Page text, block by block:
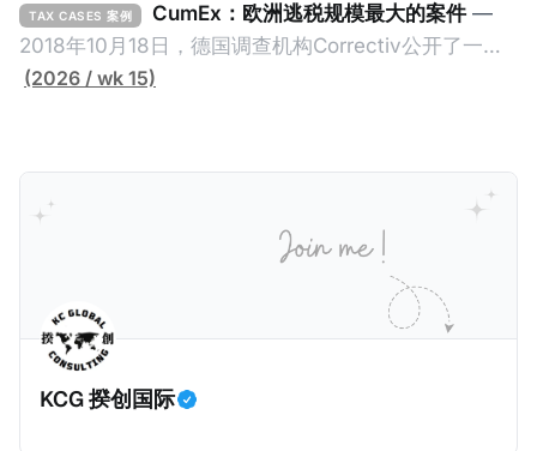
2026年1月，韩国国税厅的一纸追缴超过200亿韩元
（折合约8900万人民币）通知，将其推向了涉嫌逃避
缴纳所得税的舆论风口浪尖。 经过事情发展多月，最后
缴税款的记录。虽然他已经公开承认错误，但这一风波
已彻底重创其公众形象，导致多项高奢代言流产。不
过，他不至于被“封杀”，2026年5月15日Netflix的奇幻
动作喜剧《超能路人甲》正式上线，车银优在剧中饰演
主角之一李云情。 我们在这一篇文章将会基于网上信
息，剖析整个事情的来龙去脉。 请注意，由于车银优的
案例并无公开判决信息，网上信息不一定100%准确，
我们已经尽量采纳多方信息，争取以最客观的角度来推
TAX CASES 案例 CumEx：欧洲逃税规模最大的案件 —
2018年10月18日，德国调查机构Correctiv公开了一件
跨越十多年及横跨多个国家的逃税案，涉税金额超过
家金融机构，并引致了多家机构被起诉，部分甚至因而
破产。这一篇文章将会结合Correctiv、经合组织、
amaBhungane等国际组织的报告及文章，来给大家剖
Cum，简单来说就是“带股息”或“含股息”。 一家上市公
司宣告了股息，但在股权登记日截止前未支付股息的期
间，就属于“带股息”。比如，中国银行在2025年12月5
日公告派股息每10股1.094元，而2025年12月10日为最
(2026 / wk 15)
KCG 揆创国际